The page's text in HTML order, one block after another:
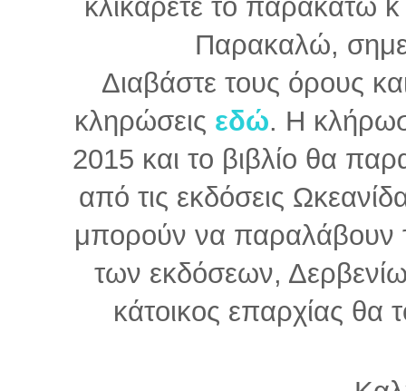
κλικάρετε το παρακάτω
Παρακαλώ,
Διαβάστε τους όρους
κληρώσεις εδώ. Η
2015 και το βιβλίο θα
από τις εκδόσεις
μπορούν να παραλάβουν
των εκδόσεων,
κάτοικος επαρχίας θα